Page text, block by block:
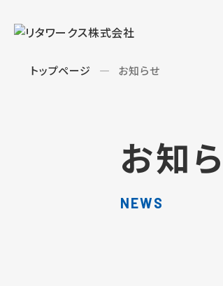
トップページ お知らせ
お知
NEWS